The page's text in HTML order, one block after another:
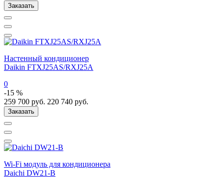
Заказать
Настенный кондиционер
Daikin FTXJ25AS/RXJ25A
0
-15 %
259 700 руб. 220 740 руб.
Заказать
Wi-Fi модуль для кондиционера
Daichi DW21-B